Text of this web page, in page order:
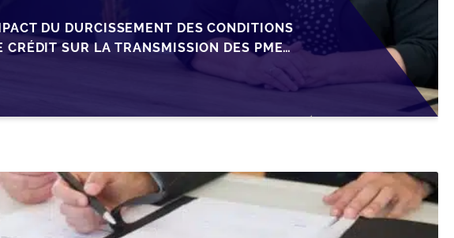
DU DURCISSEMENT DES CONDITIONS
CRÉDIT SUR LA TRANSMISSION DES PME